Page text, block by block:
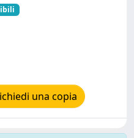
una copia